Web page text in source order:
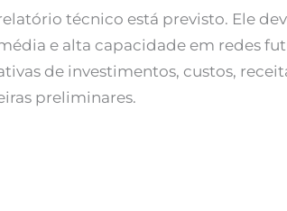
técnico está previsto. Ele
e alta capacidade em redes
de investimentos, custos,
preliminares.